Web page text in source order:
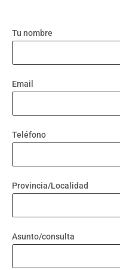
Tu nombre
Email
Teléfono
Provincia/Localidad
Asunto/consulta